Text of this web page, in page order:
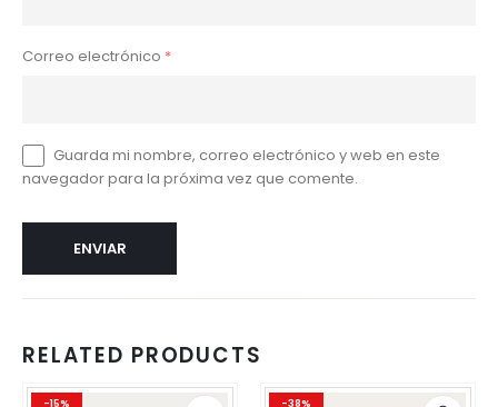
Correo electrónico *
Guarda mi nombre, correo electrónico y web en este
navegador para la próxima vez que comente.
RELATED PRODUCTS
-15%
Este
Este
-38%